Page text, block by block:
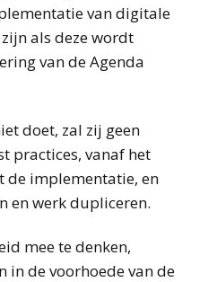
van digitale
als deze wordt
van de Agenda
doet, zal zij geen
practices, vanaf het
de implementatie, en
en werk dupliceren.
mee te denken,
in de voorhoede van de